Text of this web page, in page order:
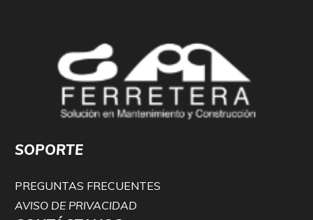
SOPORTE
PREGUNTAS FRECUENTES
AVISO DE PRIVACIDAD